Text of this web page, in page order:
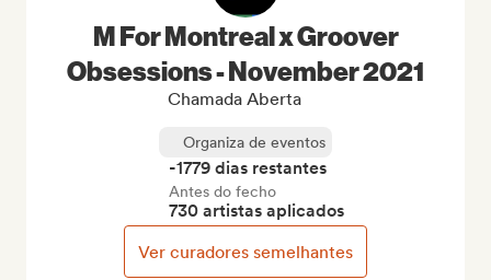
M For Montreal x Groover
Obsessions - November 2021
Chamada Aberta
Organiza de eventos
-1779 dias restantes
Antes do fecho
730 artistas aplicados
Ver curadores semelhantes